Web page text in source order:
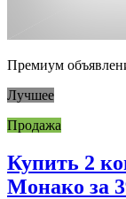
Премиум
Лучшее
Продажа
Купить 2
Монако за